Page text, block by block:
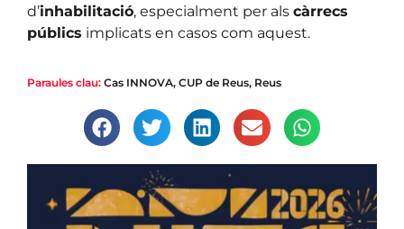
d’inhabilitació, especialment per als càrrecs
públics implicats en casos com aquest.
Paraules clau: Cas INNOVA, CUP de Reus, Reus